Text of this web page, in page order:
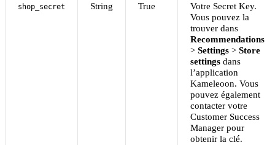
shop_secret String True
Votre Secret Key.
Vous pouvez la
trouver dans
Recommendations
> Settings > Store
settings dans
l’application
Kameleoon. Vous
pouvez également
contacter votre
Customer Success
Manager pour
obtenir la clé.